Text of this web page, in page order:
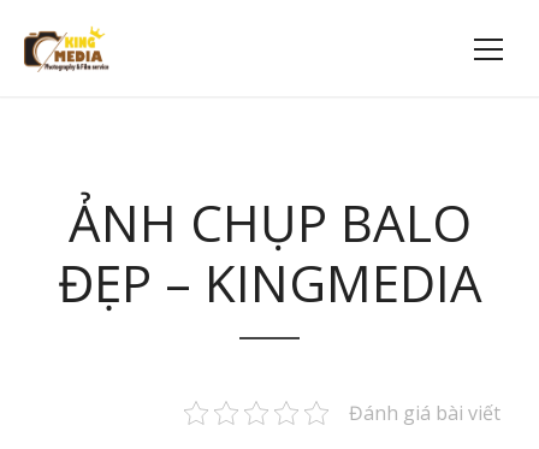
ẢNH CHỤP BALO
ĐẸP – KINGMEDIA
Đánh giá bài viết